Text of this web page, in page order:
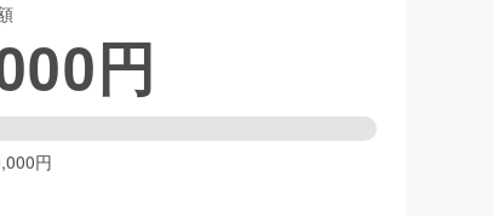
ファッション
円
円